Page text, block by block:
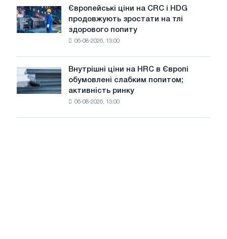
зростання
цін
нову
ріжучу
машину
Європейські
ціни
на
продовжують
зростати
на
здорового
Європейські ціни на CRC і HDG
продовжують зростати на тлі
здорового попиту
06-08-2026, 13:00
Внутрішні
ціни
на
Внутрішні ціни на HRC в Європі
обумовлені слабким попитом;
активність ринку
06-08-2026, 13:00